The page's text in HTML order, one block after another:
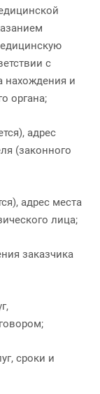
с
нахождения и
органа;
адрес
(законного
адрес места
лица;
заказчика
сроки и